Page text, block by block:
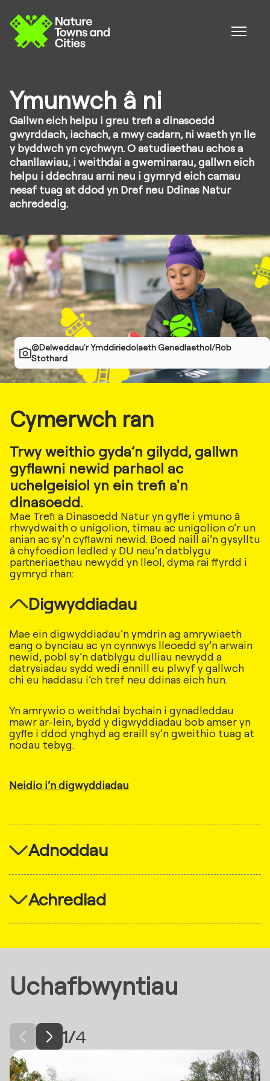
Ymunwch â ni
Gallwn eich helpu i greu trefi a dinasoedd
gwyrddach, iachach, a mwy cadarn, ni waeth yn lle
y byddwch yn cychwyn. O astudiaethau achos a
chanllawiau, i weithdai a gweminarau, gallwn eich
helpu i ddechrau arni neu i gymryd eich camau
nesaf tuag at ddod yn Dref neu Ddinas Natur
achrededig.
©Delweddau'r Ymddiriedolaeth Genedlaethol/Rob
Stothard
Cymerwch ran
Trwy weithio gyda’n gilydd, gallwn
gyflawni newid parhaol ac
uchelgeisiol yn ein trefi a'n
dinasoedd.
Mae Trefi a Dinasoedd Natur yn gyfle i ymuno â
rhwydwaith o unigolion, timau ac unigolion o’r un
anian ac sy’n cyflawni newid. Boed naill ai’n gysylltu
â chyfoedion ledled y DU neu’n datblygu
partneriaethau newydd yn lleol, dyma rai ffyrdd i
gymryd rhan:
Digwyddiadau
Mae ein digwyddiadau’n ymdrin ag amrywiaeth
eang o bynciau ac yn cynnwys lleoedd sy’n arwain
newid, pobl sy’n datblygu dulliau newydd a
datrysiadau sydd wedi ennill eu plwyf y gallwch
chi eu haddasu i’ch tref neu ddinas eich hun.
Yn amrywio o weithdai bychain i gynadleddau
mawr ar-lein, bydd y digwyddiadau bob amser yn
gyfle i ddod ynghyd ag eraill sy’n gweithio tuag at
nodau tebyg.
Neidio i’n digwyddiadau
Adnoddau
Achrediad
Uchafbwyntiau
1/4